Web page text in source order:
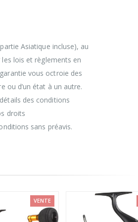
Asiatique incluse), au
lois et règlements en
vous octroie des
ou d’un état à un autre.
des conditions
droits
sans préavis.
VENTE